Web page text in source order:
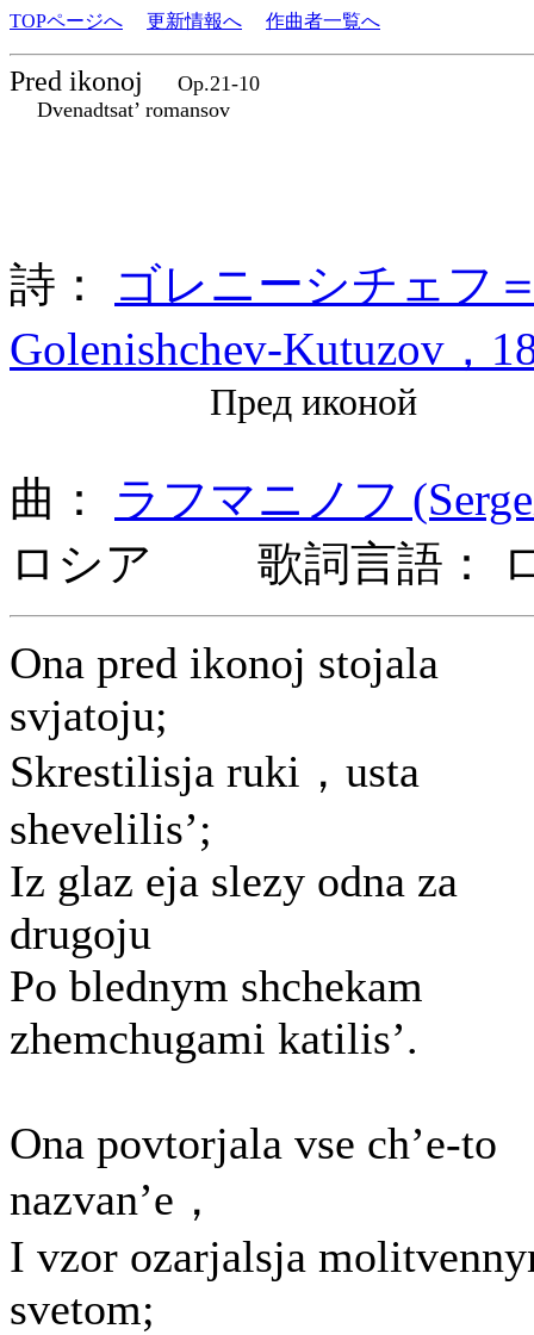
TOPページへ 更新情報へ 作曲者一覧へ
Pred ikonoj
Op.21-10
Dvenadtsat’ romansov
詩：
ゴレニーシチェフ
Golenishchev-Kutuzov，
Пред иконой
曲： ラフマニノフ
ロシア 歌詞言語：
Ona pred ikonoj stojala
svjatoju;
Skrestilisja ruki，usta
shevelilis’;
Iz glaz eja slezy odna za
drugoju
Po blednym shchekam
zhemchugami katilis’.
Ona povtorjala vse ch’e-to
nazvan’e，
I vzor ozarjalsja
svetom;